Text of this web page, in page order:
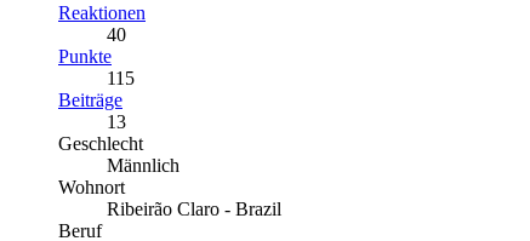
Reaktionen
40
Punkte
115
Beiträge
13
Geschlecht
Männlich
Wohnort
Ribeirão Claro - Brazil
Beruf